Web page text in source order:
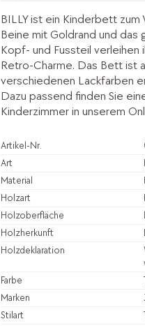
BILLY ist ein Kinderbett
Beine mit Goldrand und das
Kopf- und Fussteil verleihen
Retro-Charme. Das Bett ist
verschiedenen Lackfarben
Dazu passend finden Sie
Kinderzimmer in unserem
Artikel-Nr.
Art
Material
Holzart
Holzoberfläche
Holzherkunft
Holzdeklaration
Farbe
Marken
Stilart